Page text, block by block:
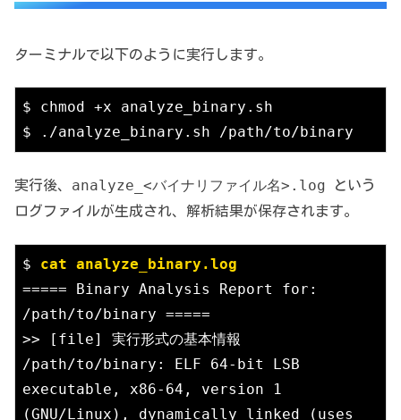
ターミナルで以下のように実行します。
$ chmod +x analyze_binary.sh
$ ./analyze_binary.sh /path/to/binary
実行後、 analyze_<バイナリファイル名>.log という
ログファイルが生成され、解析結果が保存されます。
$ cat analyze_binary.log
===== Binary Analysis Report for:
/path/to/binary =====
>> [file] 実行形式の基本情報
/path/to/binary: ELF 64-bit LSB
executable, x86-64, version 1
(GNU/Linux), dynamically linked (uses